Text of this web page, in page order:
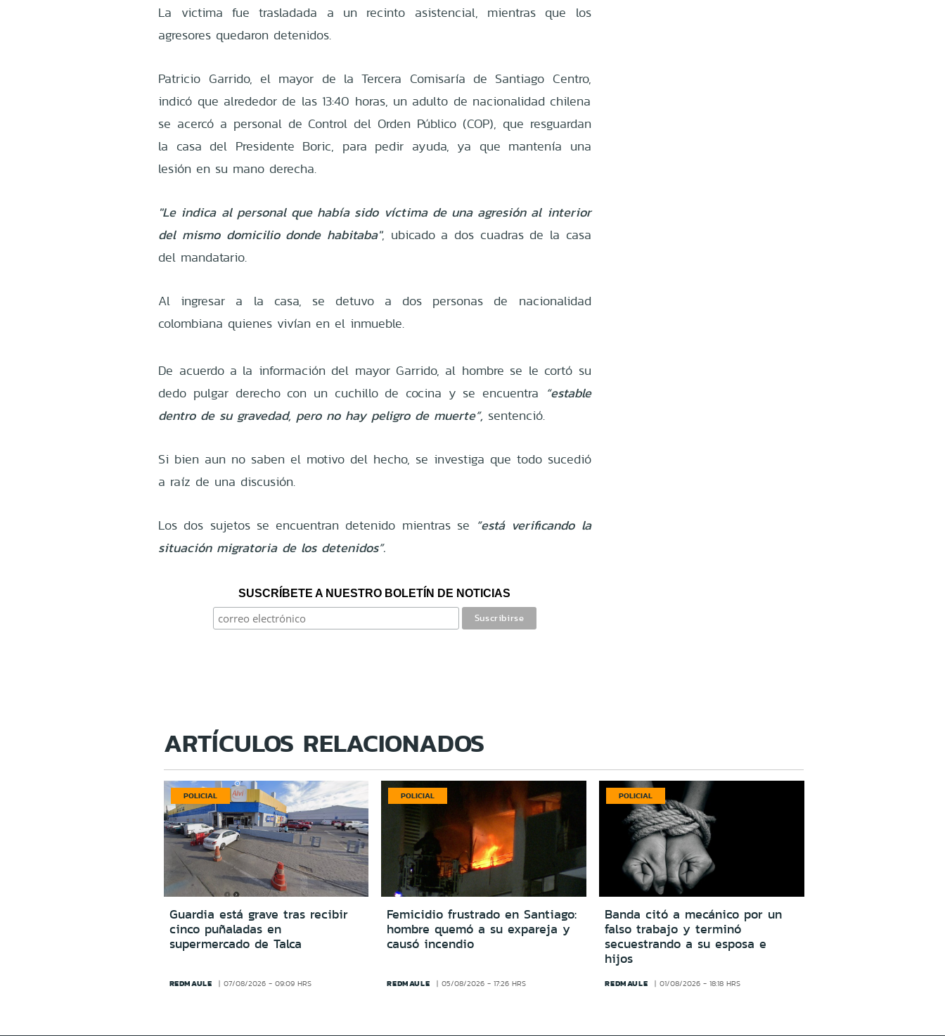
La victima fue trasladada a un recinto asistencial, mientras que los
agresores quedaron detenidos.
Patricio Garrido, el mayor de la Tercera Comisaría de Santiago Centro,
indicó que alrededor de las 13:40 horas, un adulto de nacionalidad chilena
se acercó a personal de Control del Orden Público (COP), que resguardan
la casa del Presidente Boric, para pedir ayuda, ya que mantenía una
lesión en su mano derecha.
"Le indica al personal que había sido víctima de una agresión al interior
del mismo domicilio donde habitaba", ubicado a dos cuadras de la casa
del mandatario.
Al ingresar a la casa, se detuvo a dos personas de nacionalidad
colombiana quienes vivían en el inmueble.
De acuerdo a la información del mayor Garrido, al hombre se le cortó su
dedo pulgar derecho con un cuchillo de cocina y se encuentra “estable
dentro de su gravedad, pero no hay peligro de muerte”, sentenció.
Si bien aun no saben el motivo del hecho, se investiga que todo sucedió
a raíz de una discusión.
Los dos sujetos se encuentran detenido mientras se “está verificando la
situación migratoria de los detenidos”.
SUSCRÍBETE A NUESTRO BOLETÍN DE NOTICIAS
ARTÍCULOS RELACIONADOS
POLICIAL
Guardia está grave tras recibir
cinco puñaladas en
supermercado de Talca
REDMAULE 07/08/2026 - 09:09 HRS
POLICIAL
Femicidio frustrado en Santiago:
hombre quemó a su expareja y
causó incendio
REDMAULE 05/08/2026 - 17:26 HRS
POLICIAL
Banda citó a mecánico por un
falso trabajo y terminó
secuestrando a su esposa e
hijos
REDMAULE 01/08/2026 - 18:18 HRS